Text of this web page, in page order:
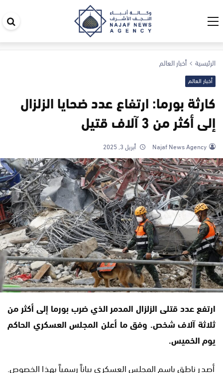
الرئيسية أخبار العالم
أخبار العالم
كارثة بورما: ارتفاع عدد ضحايا الزلزال
إلى أكثر من 3 آلاف قتيل
Najaf News Agency أبريل 3, 2025
ارتفع عدد قتلى الزلزال المدمر الذي ضرب بورما إلى أكثر من
ثلاثة آلاف شخص. وفق ما أعلن المجلس العسكري الحاكم
يوم الخميس.
أصدر ناطق باسم المجلس العسكري بياناً رسمياً بهذا الخصوص.